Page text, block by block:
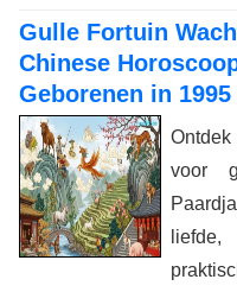
Gulle Fortuin
Chinese
Geborenen in
voor